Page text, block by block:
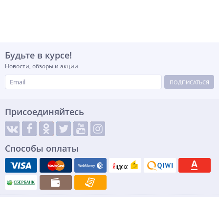
Будьте в курсе!
Новости, обзоры и акции
ПОДПИСАТЬСЯ
Присоединяйтесь
Способы оплаты